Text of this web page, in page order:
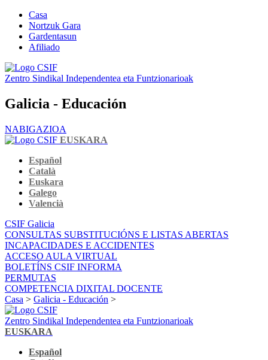
Casa
Nortzuk Gara
Gardentasun
Afiliado
Zentro Sindikal Independentea eta Funtzionarioak
Galicia - Educación
NABIGAZIOA
EUSKARA
Español
Català
Euskara
Galego
Valencià
CSIF Galicia
CONSULTAS SUBSTITUCIÓNS E LISTAS ABERTAS
INCAPACIDADES E ACCIDENTES
ACCESO AULA VIRTUAL
BOLETÍNS CSIF INFORMA
PERMUTAS
COMPETENCIA DIXITAL DOCENTE
Casa > Galicia - Educación >
Zentro Sindikal Independentea eta Funtzionarioak
EUSKARA
Español